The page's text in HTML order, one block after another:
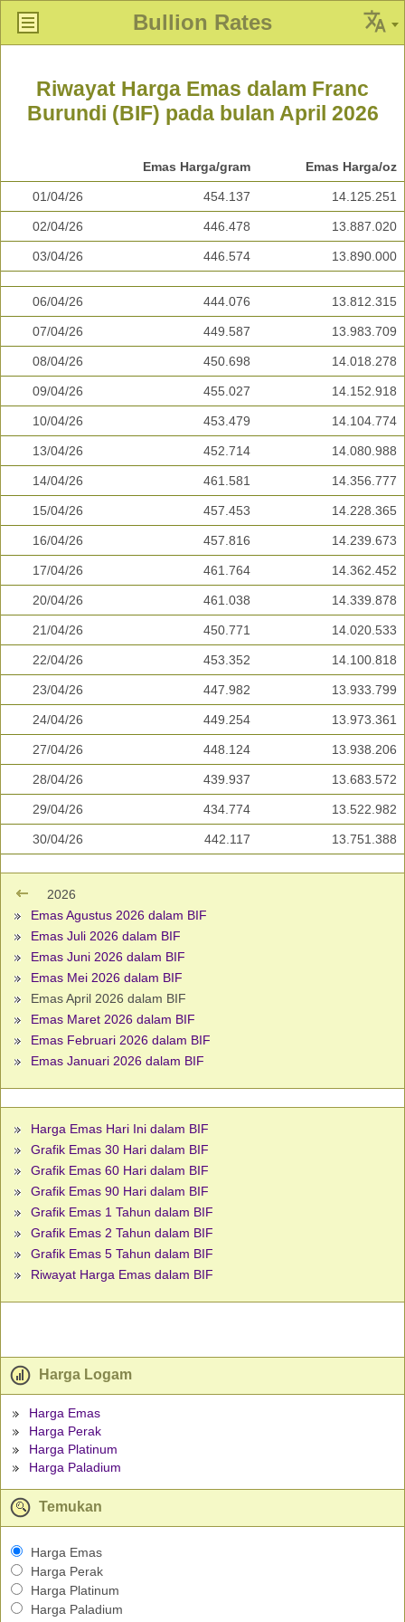
Bullion Rates
Riwayat Harga Emas dalam Franc
Burundi (BIF) pada bulan April 2026
Emas Harga/gram Emas Harga/oz
01/04/26 454.137 14.125.251
02/04/26 446.478 13.887.020
03/04/26 446.574 13.890.000
06/04/26 444.076 13.812.315
07/04/26 449.587 13.983.709
08/04/26 450.698 14.018.278
09/04/26 455.027 14.152.918
10/04/26 453.479 14.104.774
13/04/26 452.714 14.080.988
14/04/26 461.581 14.356.777
15/04/26 457.453 14.228.365
16/04/26 457.816 14.239.673
17/04/26 461.764 14.362.452
20/04/26 461.038 14.339.878
21/04/26 450.771 14.020.533
22/04/26 453.352 14.100.818
23/04/26 447.982 13.933.799
24/04/26 449.254 13.973.361
27/04/26 448.124 13.938.206
28/04/26 439.937 13.683.572
29/04/26 434.774 13.522.982
30/04/26 442.117 13.751.388
2026
Emas Agustus 2026 dalam BIF
Emas Juli 2026 dalam BIF
Emas Juni 2026 dalam BIF
Emas Mei 2026 dalam BIF
Emas April 2026 dalam BIF
Emas Maret 2026 dalam BIF
Emas Februari 2026 dalam BIF
Emas Januari 2026 dalam BIF
Harga Emas Hari Ini dalam BIF
Grafik Emas 30 Hari dalam BIF
Grafik Emas 60 Hari dalam BIF
Grafik Emas 90 Hari dalam BIF
Grafik Emas 1 Tahun dalam BIF
Grafik Emas 2 Tahun dalam BIF
Grafik Emas 5 Tahun dalam BIF
Riwayat Harga Emas dalam BIF
Harga Logam
Harga Emas
Harga Perak
Harga Platinum
Harga Paladium
Temukan
Harga Emas
Harga Perak
Harga Platinum
Harga Paladium